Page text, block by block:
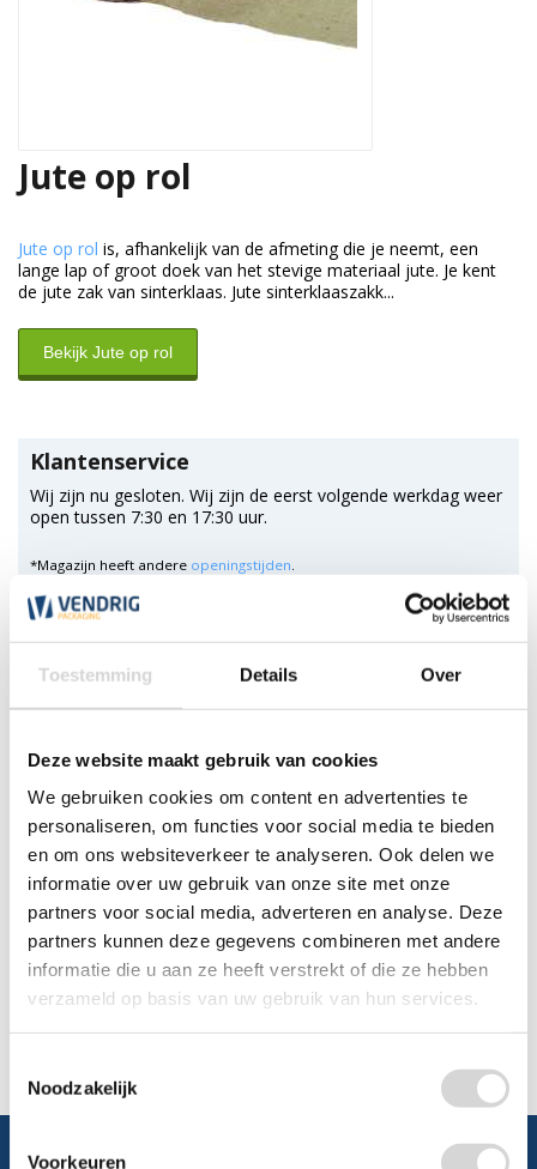
Toestemming Details Over
Deze website maakt gebruik van cookies
We gebruiken cookies om content en advertenties te
personaliseren, om functies voor social media te bieden
en om ons websiteverkeer te analyseren. Ook delen we
informatie over uw gebruik van onze site met onze
partners voor social media, adverteren en analyse. Deze
partners kunnen deze gegevens combineren met andere
informatie die u aan ze heeft verstrekt of die ze hebben
verzameld op basis van uw gebruik van hun services.
Noodzakelijk
Voorkeuren
Jute op rol
Jute op rol is, afhankelijk van de afmeting die je neemt, een
lange lap of groot doek van het stevige materiaal jute. Je kent
de jute zak van sinterklaas. Jute sinterklaaszakk...
Bekijk Jute op rol
Klantenservice
Wij zijn nu gesloten. Wij zijn de eerst volgende werkdag weer
open tussen 7:30 en 17:30 uur.
*Magazijn heeft andere openingstijden.
0348 4791 95
Chat
WhatsApp 0348 479195
Mailen
Offerte aanvragen Vraag een speciale prijs op bij ons, wij
kijken naar de mogelijkheden.